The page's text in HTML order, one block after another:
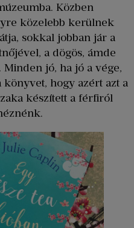
Közben
közelebb kerülnek
sokkal jobban jár a
a dögös, ámde
jó, ha jó a vége,
könyvet, hogy azért azt a
készített a férfiról